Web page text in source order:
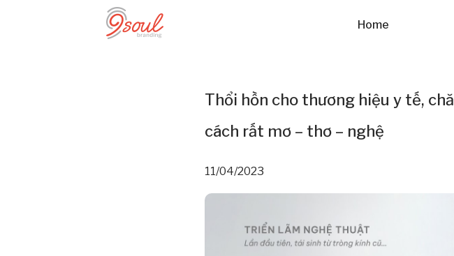
Home
Thổi hồn cho thương hiệu y tế,
cách rất mơ – thơ – nghệ
11/04/2023